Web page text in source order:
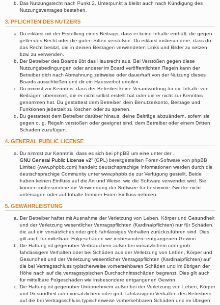
Das Nutzungsrecht nach Punkt 2, Unterpunkt a bleibt auch nach Kündigung des
Nutzungsvertrages bestehen.
3. PFLICHTEN DES NUTZERS
Du erklärst mit der Erstellung eines Beitrags, dass er keine Inhalte enthält, die gegen
geltendes Recht oder die guten Sitten verstoßen. Du erklärst insbesondere, dass du
das Recht besitzt, die in deinen Beiträgen verwendeten Links und Bilder zu setzen
bzw. zu verwenden.
Der Betreiber des Boards übt das Hausrecht aus. Bei Verstößen gegen diese
Nutzungsbedingungen oder anderer im Board veröffentlichten Regeln kann der
Betreiber dich nach Abmahnung zeitweise oder dauerhaft von der Nutzung dieses
Boards ausschließen und dir ein Hausverbot erteilen.
Du nimmst zur Kenntnis, dass der Betreiber keine Verantwortung für die Inhalte von
Beiträgen übernimmt, die er nicht selbst erstellt hat oder die er nicht zur Kenntnis
genommen hat. Du gestattest dem Betreiber, dein Benutzerkonto, Beiträge und
Funktionen jederzeit zu löschen oder zu sperren.
Du gestattest dem Betreiber darüber hinaus, deine Beiträge abzuändern, sofern sie
gegen o. g. Regeln verstoßen oder geeignet sind, dem Betreiber oder einem Dritten
Schaden zuzufügen.
4. GENERAL PUBLIC LICENSE
Du nimmst zur Kenntnis, dass es sich bei phpBB um eine unter der „
GNU General Public License v2“ (GPL) bereitgestellten Foren-Software von phpBB
Limited (www.phpbb.com) handelt; deutschsprachige Informationen werden durch die
deutschsprachige Community unter www.phpbb.de zur Verfügung gestellt. Beide
haben keinen Einfluss auf die Art und Weise, wie die Software verwendet wird. Sie
können insbesondere die Verwendung der Software für bestimmte Zwecke nicht
untersagen oder auf Inhalte fremder Foren Einfluss nehmen.
5. GEWÄHRLEISTUNG
Der Betreiber haftet mit Ausnahme der Verletzung von Leben, Körper und Gesundheit
und der Verletzung wesentlicher Vertragspflichten (Kardinalpflichten) nur für Schäden,
die auf ein vorsätzliches oder grob fahrlässiges Verhalten zurückzuführen sind. Dies
gilt auch für mittelbare Folgeschäden wie insbesondere entgangenen Gewinn.
Die Haftung ist gegenüber Verbrauchern außer bei vorsätzlichem oder grob
fahrlässigem Verhalten oder bei Schäden aus der Verletzung von Leben, Körper und
Gesundheit und der Verletzung wesentlicher Vertragspflichten (Kardinalpflichten) auf
die bei Vertragsschluss typischerweise vorhersehbaren Schäden und im übrigen der
Höhe nach auf die vertragstypischen Durchschnittsschäden begrenzt. Dies gilt auch
für mittelbare Folgeschäden wie insbesondere entgangenen Gewinn.
Die Haftung ist gegenüber Unternehmern außer bei der Verletzung von Leben, Körper
und Gesundheit oder vorsätzlichem oder grob fahrlässigem Verhalten des Betreibers
auf die bei Vertragsschluss typischerweise vorhersehbaren Schäden und im Übrigen